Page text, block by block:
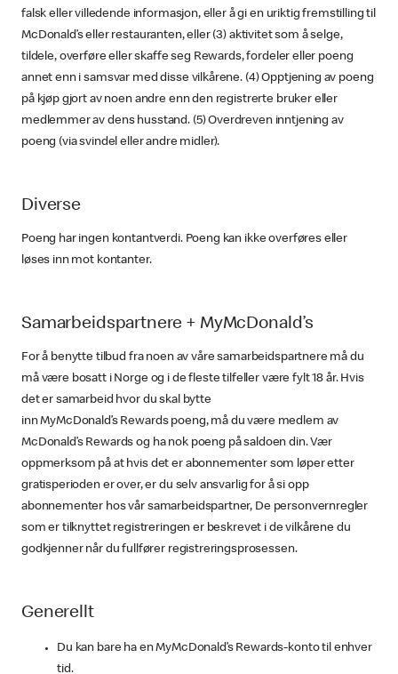
falsk eller villedende informasjon, eller å gi en uriktig fremstilling til
McDonald’s eller restauranten, eller (3) aktivitet som å selge,
tildele, overføre eller skaffe seg Rewards, fordeler eller poeng
annet enn i samsvar med disse vilkårene. (4) Opptjening av poeng
på kjøp gjort av noen andre enn den registrerte bruker eller
medlemmer av dens husstand. (5) Overdreven inntjening av
poeng (via svindel eller andre midler).
Diverse
Poeng har ingen kontantverdi. Poeng kan ikke overføres eller
løses inn mot kontanter.
Samarbeidspartnere + MyMcDonald’s
For å benytte tilbud fra noen av våre samarbeidspartnere må du
må være bosatt i Norge og i de fleste tilfeller være fylt 18 år. Hvis
det er samarbeid hvor du skal bytte
inn MyMcDonald’s Rewards poeng, må du være medlem av
McDonald’s Rewards og ha nok poeng på saldoen din. Vær
oppmerksom på at hvis det er abonnementer som løper etter
gratisperioden er over, er du selv ansvarlig for å si opp
abonnementer hos vår samarbeidspartner, De personvernregler
som er tilknyttet registreringen er beskrevet i de vilkårene du
godkjenner når du fullfører registreringsprosessen.
Generellt
Du kan bare ha en MyMcDonald’s Rewards-konto til enhver
tid.